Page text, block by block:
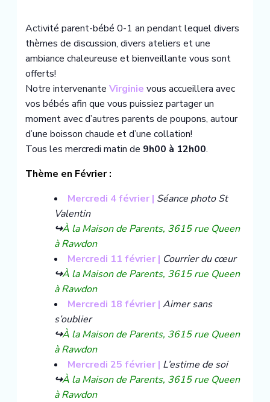
Activité parent-bébé 0-1 an pendant lequel divers
thèmes de discussion, divers ateliers et une
ambiance chaleureuse et bienveillante vous sont
offerts!
Notre intervenante Virginie vous accueillera avec
vos bébés afin que vous puissiez partager un
moment avec d’autres parents de poupons, autour
d’une boisson chaude et d’une collation!
Tous les mercredi matin de 9h00 à 12h00.
Thème en Février :
Mercredi 4 février | Séance photo St
Valentin
↪️À la Maison de Parents, 3615 rue Queen
à Rawdon
Mercredi 11 février | Courrier du cœur
↪️À la Maison de Parents, 3615 rue Queen
à Rawdon
Mercredi 18 février | Aimer sans
s’oublier
↪️À la Maison de Parents, 3615 rue Queen
à Rawdon
Mercredi 25 février | L’estime de soi
↪️À la Maison de Parents, 3615 rue Queen
à Rawdon